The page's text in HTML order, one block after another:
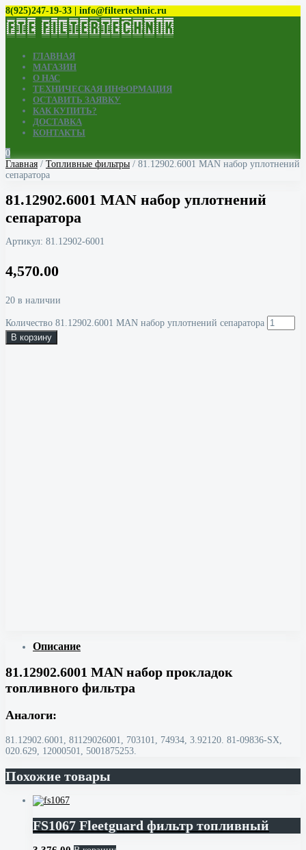
8(925)247-19-33 | info@filtertechnic.ru
ГЛАВНАЯ
МАГАЗИН
О НАС
ТЕХНИЧЕСКАЯ ИНФОРМАЦИЯ
ОСТАВИТЬ ЗАЯВКУ
КАК КУПИТЬ?
ДОСТАВКА
КОНТАКТЫ
0
Главная / Топливные фильтры / 81.12902.6001 MAN набор уплотнений
сепаратора
81.12902.6001 MAN набор уплотнений
сепаратора
Артикул: 81.12902-6001
4,570.00
20 в наличии
Количество 81.12902.6001 MAN набор уплотнений сепаратора
В корзину
Описание
81.12902.6001 MAN набор прокладок
топливного фильтра
Аналоги:
81.12902.6001, 81129026001, 703101, 74934, 3.92120. 81-09836-SX,
020.629, 12000501, 5001875253.
Похожие товары
FS1067 Fleetguard фильтр топливный